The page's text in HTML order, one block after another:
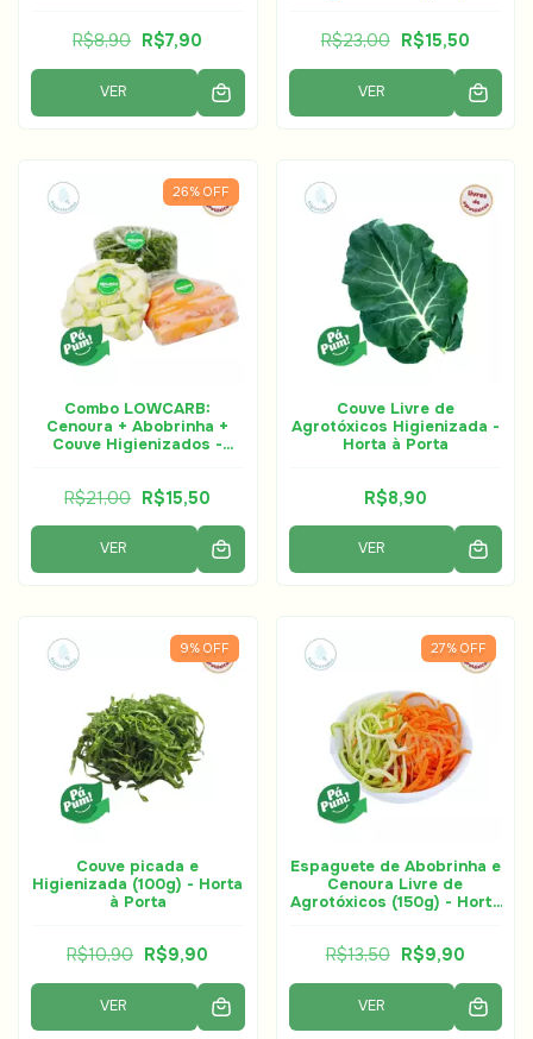
R$8,90 R$7,90
VER
R$23,00 R$15,50
VER
26% OFF
Combo LOWCARB:
Cenoura + Abobrinha +
Couve Higienizados -
R$21,00 R$15,50
VER
Couve Livre de
Agrotóxicos Higienizada -
Horta à Porta
R$8,90
VER
9% OFF
Couve picada e
Higienizada (100g) - Horta
à Porta
R$10,90 R$9,90
VER
27% OFF
Espaguete de Abobrinha e
Cenoura Livre de
Agrotóxicos (150g) - Horta
R$13,50 R$9,90
VER